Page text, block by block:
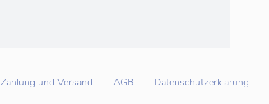
Zahlung und Versand AGB Datenschutzerklärung